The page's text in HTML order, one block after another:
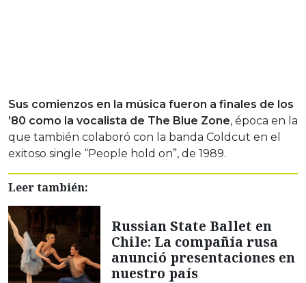
Sus comienzos en la música fueron a finales de los
’80 como la vocalista de The Blue Zone, época en la
que también colaboró con la banda Coldcut en el
exitoso single “People hold on”, de 1989.
Leer también:
Russian State Ballet en
Chile: La compañía rusa
anunció presentaciones en
nuestro país